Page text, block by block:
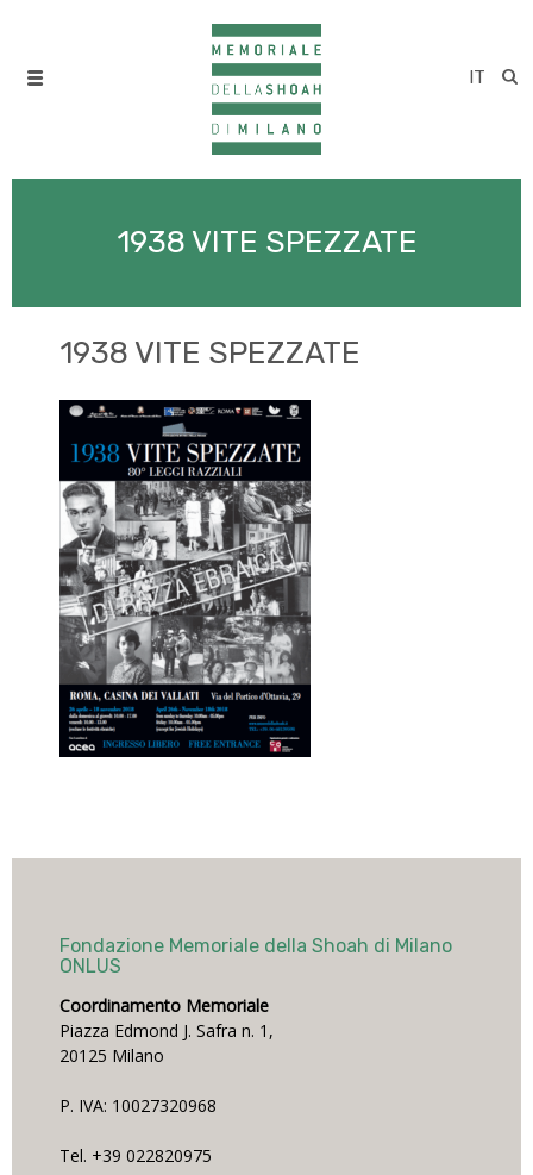
IT
1938 VITE SPEZZATE
1938 VITE SPEZZATE
Fondazione Memoriale della Shoah di Milano
ONLUS
Coordinamento Memoriale
Piazza Edmond J. Safra n. 1,
20125 Milano
P. IVA: 10027320968
Tel. +39 022820975